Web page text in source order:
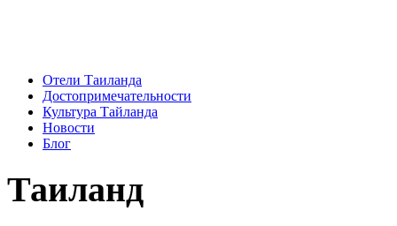
Отели Таиланда
Достопримечательности
Культура Тайланда
Новости
Блог
Таиланд